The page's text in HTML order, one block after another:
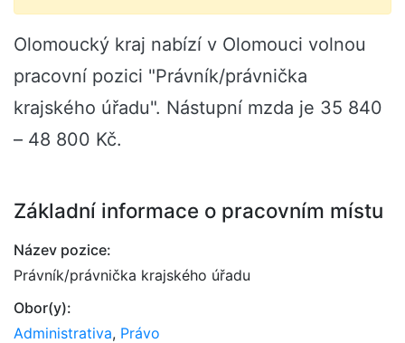
Olomoucký kraj nabízí v Olomouci volnou
pracovní pozici "Právník/právnička
krajského úřadu". Nástupní mzda je 35 840
– 48 800 Kč.
Základní informace o pracovním místu
Název pozice:
Právník/právnička krajského úřadu
Obor(y):
Administrativa, Právo